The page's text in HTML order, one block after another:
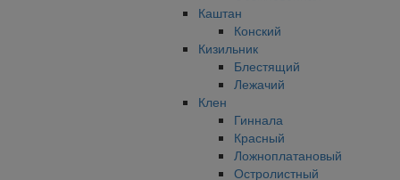
Каштан
Конский
Кизильник
Блестящий
Лежачий
Клен
Гиннала
Красный
Ложноплатановый
Остролистный